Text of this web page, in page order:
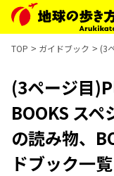
TOP ガイドブック (3
(3ページ目
BOOKS ス
の読み物、
ドブック一覧